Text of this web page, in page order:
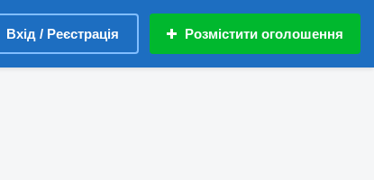
Вхід / Реєстрація Розмістити оголошення